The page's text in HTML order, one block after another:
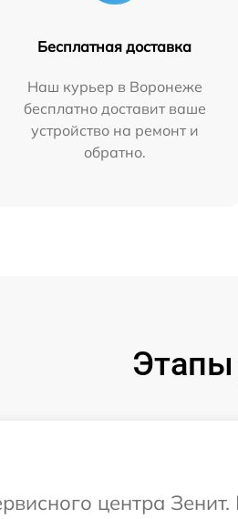
Бесплатная доставка
Наш курьер в Воронеже
бесплатно доставит ваше
устройство на ремонт и
обратно.
центра